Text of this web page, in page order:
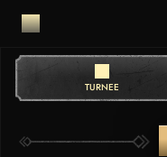
TURNEE